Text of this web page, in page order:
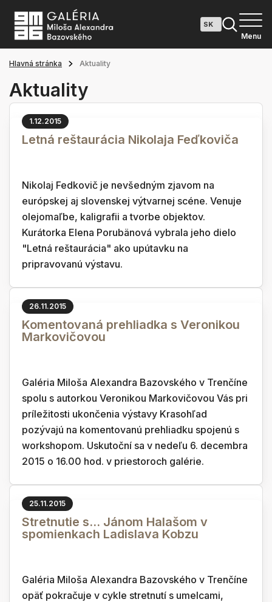
Menu
Hlavná stránka Aktuality
Aktuality
1.12.2015
Letná reštaurácia Nikolaja Feďkoviča
Nikolaj Fedkovič je nevšedným zjavom na
európskej aj slovenskej výtvarnej scéne. Venuje
olejomaľbe, kaligrafii a tvorbe objektov.
Kurátorka Elena Porubänová vybrala jeho dielo
"Letná reštaurácia" ako upútavku na
pripravovanú výstavu.
26.11.2015
Komentovaná prehliadka s Veronikou
Markovičovou
Galéria Miloša Alexandra Bazovského v Trenčíne
spolu s autorkou Veronikou Markovičovou Vás pri
príležitosti ukončenia výstavy Krasohľad
pozývajú na komentovanú prehliadku spojenú s
workshopom. Uskutoční sa v nedeľu 6. decembra
2015 o 16.00 hod. v priestoroch galérie.
25.11.2015
Stretnutie s... Jánom Halašom v
spomienkach Ladislava Kobzu
Galéria Miloša Alexandra Bazovského v Trenčíne
opäť pokračuje v cykle stretnutí s umelcami,